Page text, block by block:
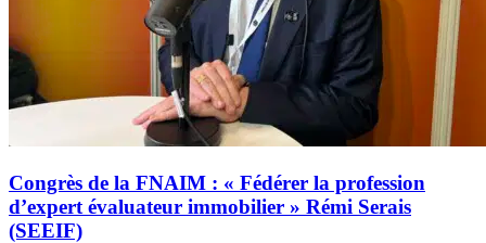
Congrès de la FNAIM : « Fédérer la profession
d’expert évaluateur immobilier » Rémi Serais
(SEEIF)